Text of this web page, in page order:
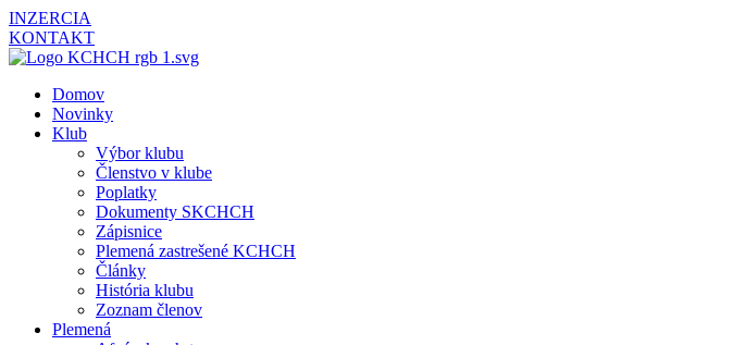
INZERCIA
KONTAKT
Domov
Novinky
Klub
Výbor klubu
Členstvo v klube
Poplatky
Dokumenty SKCHCH
Zápisnice
Plemená zastrešené KCHCH
Články
História klubu
Zoznam členov
Plemená